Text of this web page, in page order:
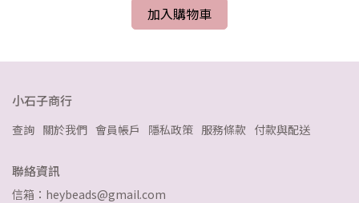
加入購物車
小石子商行
查詢 關於我們 會員帳戶 隱私政策 服務條款 付款與配送
聯絡資訊
信箱：heybeads@gmail.com